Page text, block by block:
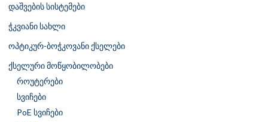
დაშვების სისტემები
ჭკვიანი სახლი
ოპტიკურ-ბოჭკოვანი ქსელები
ქსელური მოწყობილობები
როუტერები
სვიჩები
PoE სვიჩები